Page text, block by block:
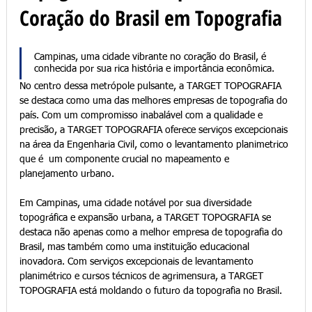
Coração do Brasil em Topografia
Campinas, uma cidade vibrante no coração do Brasil, é
conhecida por sua rica história e importância econômica.
No centro dessa metrópole pulsante, a TARGET TOPOGRAFIA
se destaca como uma das melhores empresas de topografia do
país. Com um compromisso inabalável com a qualidade e
precisão, a TARGET TOPOGRAFIA oferece serviços excepcionais
na área da Engenharia Civil, como o levantamento planimetrico
que é  um componente crucial no mapeamento e
planejamento urbano.
Em Campinas, uma cidade notável por sua diversidade
topográfica e expansão urbana, a TARGET TOPOGRAFIA se
destaca não apenas como a melhor empresa de topografia do
Brasil, mas também como uma instituição educacional
inovadora. Com serviços excepcionais de levantamento
planimétrico e cursos técnicos de agrimensura, a TARGET
TOPOGRAFIA está moldando o futuro da topografia no Brasil.